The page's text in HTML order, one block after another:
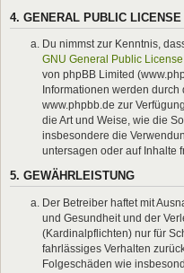
4. GENERAL PUBLIC LICENSE
Du nimmst zur Kenntnis,
GNU General Public License
von phpBB Limited
Informationen werden
www.phpbb.de zur
die Art und Weise, wie die
insbesondere die
untersagen oder auf Inhalte
5. GEWÄHRLEISTUNG
Der Betreiber haftet mit
und Gesundheit und der
(Kardinalpflichten) nur für
fahrlässiges Verhalten
Folgeschäden wie